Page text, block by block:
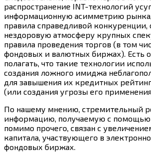
распространение INT-технологий
информационную асимметрию
правила справедливой конкуренции,
нездоровую атмосферу крупных
правила проведения торгов (в том
фондовых и валютных биржах). Есть
полагать, что такие технологии
создания ложного имиджа
для завышения их кредитных
(или создания угрозы его
По нашему мнению, стремительный
информацию, получаемую с помощью
помимо прочего, связан с
капитала, участвующего в
фондовых биржах.